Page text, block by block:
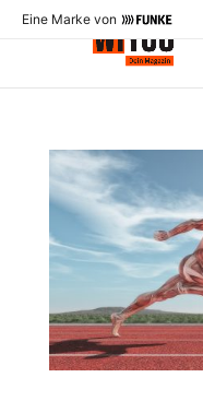
Eine Marke von